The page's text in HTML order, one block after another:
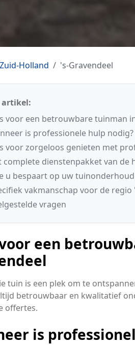
Zuid-Holland 's-Gravendeel
voor een betrouwbare tuinman
is professionele hulp nodig?
voor zorgeloos genieten met
complete dienstenpakket van de
u bespaart op uw tuinonderhoud
vakmanschap voor de regio
vragen
een
tuin is een plek om te
betrouwbaar en kwalitatief
offertes.
is